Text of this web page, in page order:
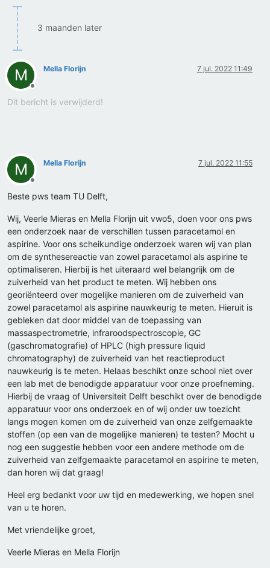
3 maanden later
M
Offline
Mella Florijn 7 jul. 2022 11:49
Dit bericht is verwijderd!
M
Offline
Mella Florijn 7 jul. 2022 11:55
Beste pws team TU Delft,
Wij, Veerle Mieras en Mella Florijn uit vwo5, doen voor ons pws
een onderzoek naar de verschillen tussen paracetamol en
aspirine. Voor ons scheikundige onderzoek waren wij van plan
om de synthesereactie van zowel paracetamol als aspirine te
optimaliseren. Hierbij is het uiteraard wel belangrijk om de
zuiverheid van het product te meten. Wij hebben ons
georiënteerd over mogelijke manieren om de zuiverheid van
zowel paracetamol als aspirine nauwkeurig te meten. Hieruit is
gebleken dat door middel van de toepassing van
massaspectrometrie, infraroodspectroscopie, GC
(gaschromatografie) of HPLC (high pressure liquid
chromatography) de zuiverheid van het reactieproduct
nauwkeurig is te meten. Helaas beschikt onze school niet over
een lab met de benodigde apparatuur voor onze proefneming.
Hierbij de vraag of Universiteit Delft beschikt over de benodigde
apparatuur voor ons onderzoek en of wij onder uw toezicht
langs mogen komen om de zuiverheid van onze zelfgemaakte
stoffen (op een van de mogelijke manieren) te testen? Mocht u
nog een suggestie hebben voor een andere methode om de
zuiverheid van zelfgemaakte paracetamol en aspirine te meten,
dan horen wij dat graag!
Heel erg bedankt voor uw tijd en medewerking, we hopen snel
van u te horen.
Met vriendelijke groet,
Veerle Mieras en Mella Florijn